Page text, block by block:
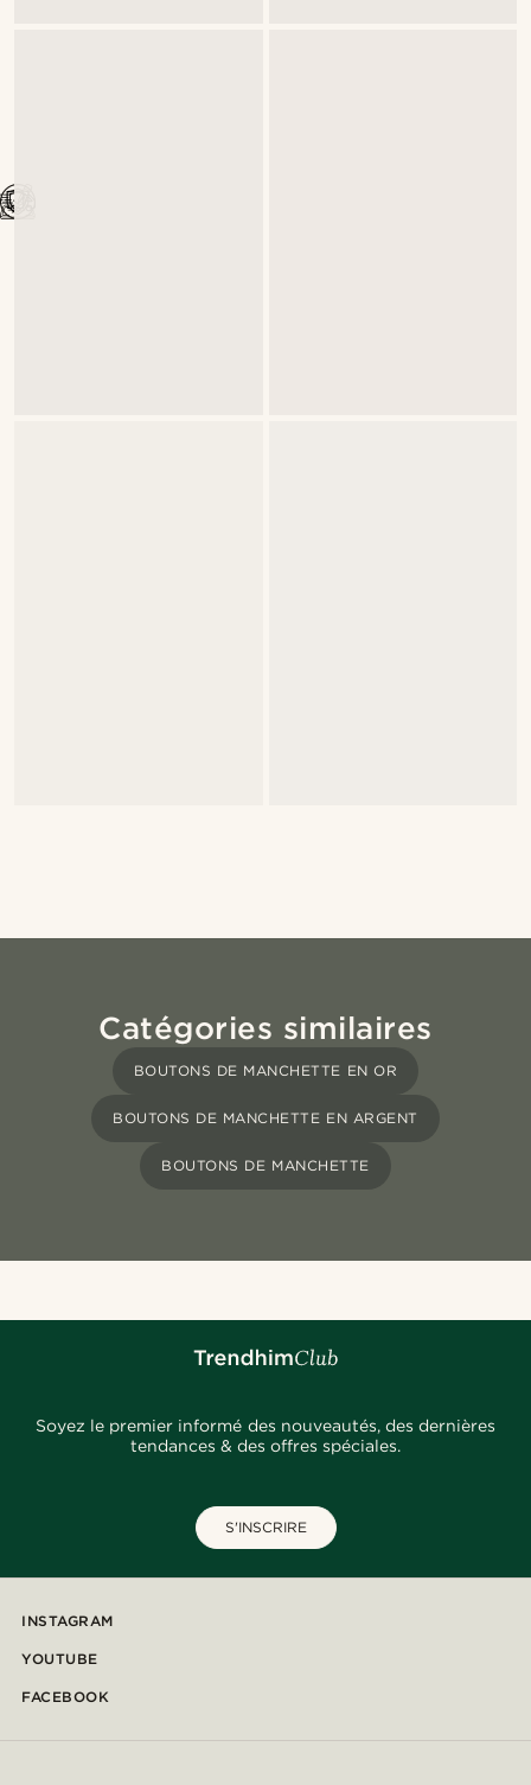
Catégories similaires
BOUTONS DE MANCHETTE EN OR
BOUTONS DE MANCHETTE EN ARGENT
BOUTONS DE MANCHETTE
Soyez le premier informé des nouveautés, des dernières
tendances & des offres spéciales.
S'INSCRIRE
INSTAGRAM
YOUTUBE
FACEBOOK